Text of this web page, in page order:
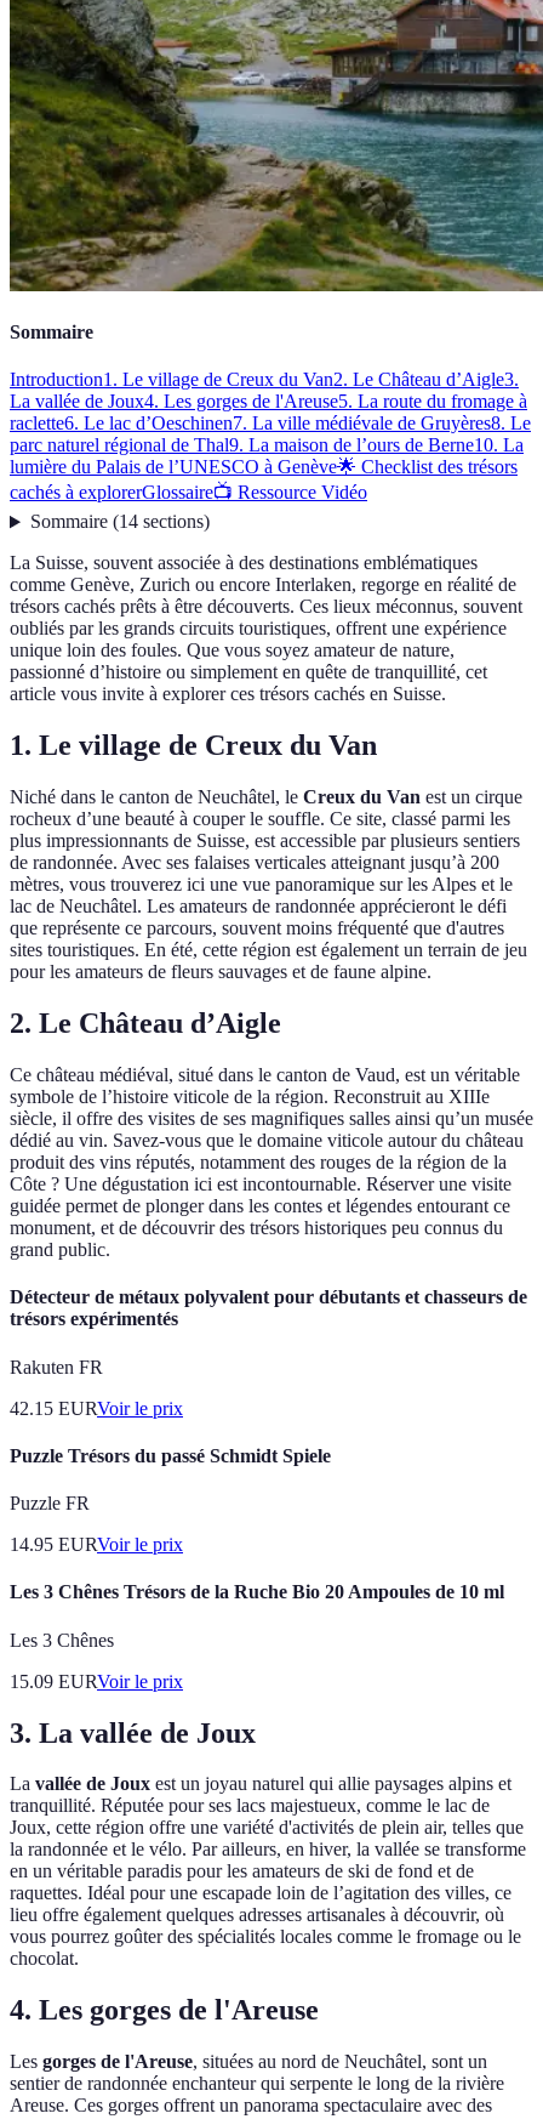
Sommaire
Introduction1. Le village de Creux du Van2. Le Château d’Aigle3.
La vallée de Joux4. Les gorges de l'Areuse5. La route du fromage à
raclette6. Le lac d’Oeschinen7. La ville médiévale de Gruyères8. Le
parc naturel régional de Thal9. La maison de l’ours de Berne10. La
lumière du Palais de l’UNESCO à Genève🌟 Checklist des trésors
cachés à explorerGlossaire📺 Ressource Vidéo
Sommaire(14 sections)
La Suisse, souvent associée à des destinations emblématiques
comme Genève, Zurich ou encore Interlaken, regorge en réalité de
trésors cachés prêts à être découverts. Ces lieux méconnus, souvent
oubliés par les grands circuits touristiques, offrent une expérience
unique loin des foules. Que vous soyez amateur de nature,
passionné d’histoire ou simplement en quête de tranquillité, cet
article vous invite à explorer ces trésors cachés en Suisse.
1. Le village de Creux du Van
Niché dans le canton de Neuchâtel, le Creux du Van est un cirque
rocheux d’une beauté à couper le souffle. Ce site, classé parmi les
plus impressionnants de Suisse, est accessible par plusieurs sentiers
de randonnée. Avec ses falaises verticales atteignant jusqu’à 200
mètres, vous trouverez ici une vue panoramique sur les Alpes et le
lac de Neuchâtel. Les amateurs de randonnée apprécieront le défi
que représente ce parcours, souvent moins fréquenté que d'autres
sites touristiques. En été, cette région est également un terrain de jeu
pour les amateurs de fleurs sauvages et de faune alpine.
2. Le Château d’Aigle
Ce château médiéval, situé dans le canton de Vaud, est un véritable
symbole de l’histoire viticole de la région. Reconstruit au XIIIe
siècle, il offre des visites de ses magnifiques salles ainsi qu’un musée
dédié au vin. Savez-vous que le domaine viticole autour du château
produit des vins réputés, notamment des rouges de la région de la
Côte ? Une dégustation ici est incontournable. Réserver une visite
guidée permet de plonger dans les contes et légendes entourant ce
monument, et de découvrir des trésors historiques peu connus du
grand public.
Détecteur de métaux polyvalent pour débutants et chasseurs de
trésors expérimentés
Rakuten FR
42.15 EURVoir le prix
Puzzle Trésors du passé Schmidt Spiele
Puzzle FR
14.95 EURVoir le prix
Les 3 Chênes Trésors de la Ruche Bio 20 Ampoules de 10 ml
Les 3 Chênes
15.09 EURVoir le prix
3. La vallée de Joux
La vallée de Joux est un joyau naturel qui allie paysages alpins et
tranquillité. Réputée pour ses lacs majestueux, comme le lac de
Joux, cette région offre une variété d'activités de plein air, telles que
la randonnée et le vélo. Par ailleurs, en hiver, la vallée se transforme
en un véritable paradis pour les amateurs de ski de fond et de
raquettes. Idéal pour une escapade loin de l’agitation des villes, ce
lieu offre également quelques adresses artisanales à découvrir, où
vous pourrez goûter des spécialités locales comme le fromage ou le
chocolat.
4. Les gorges de l'Areuse
Les gorges de l'Areuse, situées au nord de Neuchâtel, sont un
sentier de randonnée enchanteur qui serpente le long de la rivière
Areuse. Ces gorges offrent un panorama spectaculaire avec des